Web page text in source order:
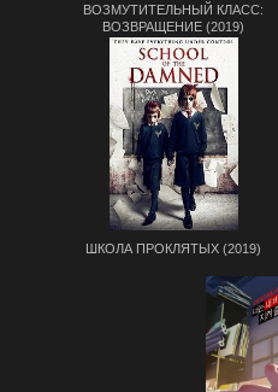
ВОЗМУТИТЕЛЬНЫЙ КЛАСС:
ВОЗВРАЩЕНИЕ (2019)
ШКОЛА ПРОКЛЯТЫХ (2019)